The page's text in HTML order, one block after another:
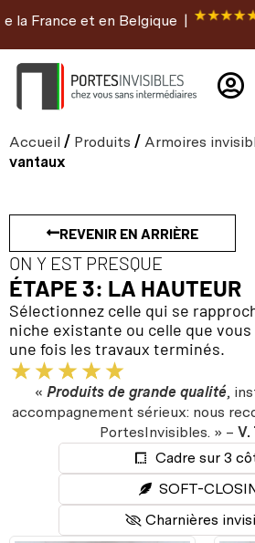
en Belgique | |
Accueil / Produits / Armoires
vantaux
REVENIR EN ARRIÈRE
ON Y EST PRESQUE
ÉTAPE 3: LA HAUTEUR
Sélectionnez celle qui se
niche existante ou celle que
une fois les travaux terminés.
« Produits de grande qualité,
accompagnement sérieux: nous
PortesInvisibles. » – V.
Cadre sur 3
SOFT-
Charnières